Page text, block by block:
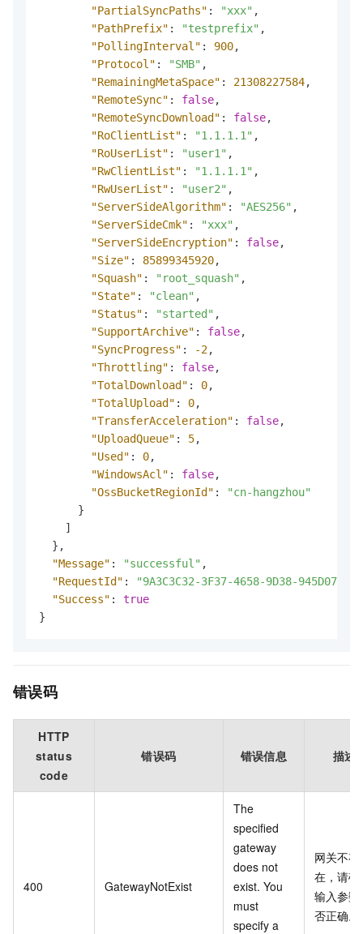
"PartialSyncPaths" : "xxx" ,
"PathPrefix" : "testprefix" ,
"PollingInterval" : 900,
"Protocol" : "SMB" ,
"RemainingMetaSpace" : 21308227584,
"RemoteSync" : false,
"RemoteSyncDownload" : false,
"RoClientList" : "1.1.1.1" ,
"RoUserList" : "user1" ,
"RwClientList" : "1.1.1.1" ,
"RwUserList" : "user2" ,
"ServerSideAlgorithm" : "AES256" ,
"ServerSideCmk" : "xxx" ,
"ServerSideEncryption" : false,
"Size" : 85899345920,
"Squash" : "root_squash" ,
"State" : "clean" ,
"Status" : "started" ,
"SupportArchive" : false,
"SyncProgress" : -2,
"Throttling" : false,
"TotalDownload" : 0,
"TotalUpload" : 0,
"TransferAcceleration" : false,
"UploadQueue" : 5,
"Used" : 0,
"WindowsAcl" : false,
"OssBucketRegionId" :
"cn-hangzhou"
}
]
} ,
"Message" : "successful" ,
"RequestId" :
"9A3C3C32-3F37-4658-9D38-
"Success" :
true
}
错误码
HTTP
status
code
错误码 错误信息 描述
400 GatewayNotExist
The
specified
gateway
does not
exist. You
must
specify a
网关不存
在，请确
输入参数
否正确。